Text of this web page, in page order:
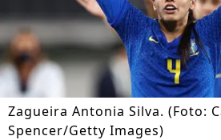
Zagueira Antonia Silva. (Foto:
Spencer/Getty Images)